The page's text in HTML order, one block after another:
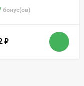
бонус(ов)
₽